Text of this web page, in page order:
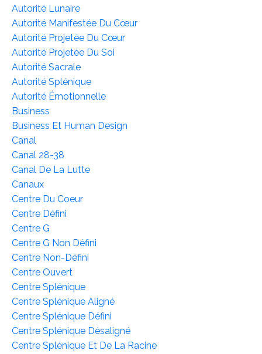
Autorité Lunaire
Autorité Manifestée Du Cœur
Autorité Projetée Du Cœur
Autorité Projetée Du Soi
Autorité Sacrale
Autorité Splénique
Autorité Émotionnelle
Business
Business Et Human Design
Canal
Canal 28-38
Canal De La Lutte
Canaux
Centre Du Coeur
Centre Défini
Centre G
Centre G Non Défini
Centre Non-Défini
Centre Ouvert
Centre Splénique
Centre Splénique Aligné
Centre Splénique Défini
Centre Splénique Désaligné
Centre Splénique Et De La Racine